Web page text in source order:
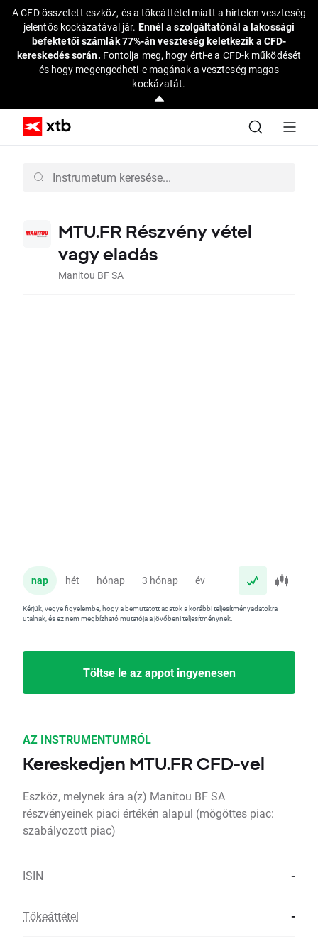
A CFD összetett eszköz, és a tőkeáttétel miatt a hirtelen veszteség
jelentős kockázatával jár. Ennél a szolgáltatónál a lakossági
befektetői számlák 77%-án veszteség keletkezik a CFD-
kereskedés során. Fontolja meg, hogy érti-e a CFD-k működését
és hogy megengedheti-e magának a veszteség magas
kockázatát.
MTU.FR Részvény vétel
vagy eladás
Manitou BF SA
nap hét hónap 3 hónap év
Kérjük, vegye figyelembe, hogy a bemutatott adatok a korábbi teljesítményadatokra
utalnak, és ez nem megbízható mutatója a jövőbeni teljesítménynek.
Töltse le az appot ingyenesen
AZ INSTRUMENTUMRÓL
Kereskedjen MTU.FR CFD-vel
Eszköz, melynek ára a(z) Manitou BF SA
részvényeinek piaci értékén alapul (mögöttes piac:
szabályozott piac)
ISIN -
Tőkeáttétel -